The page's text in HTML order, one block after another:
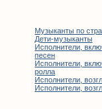
Музыканты по
Дети-музыканты
Исполнители,
песен
Исполнители,
ролла
Исполнители,
Исполнители,